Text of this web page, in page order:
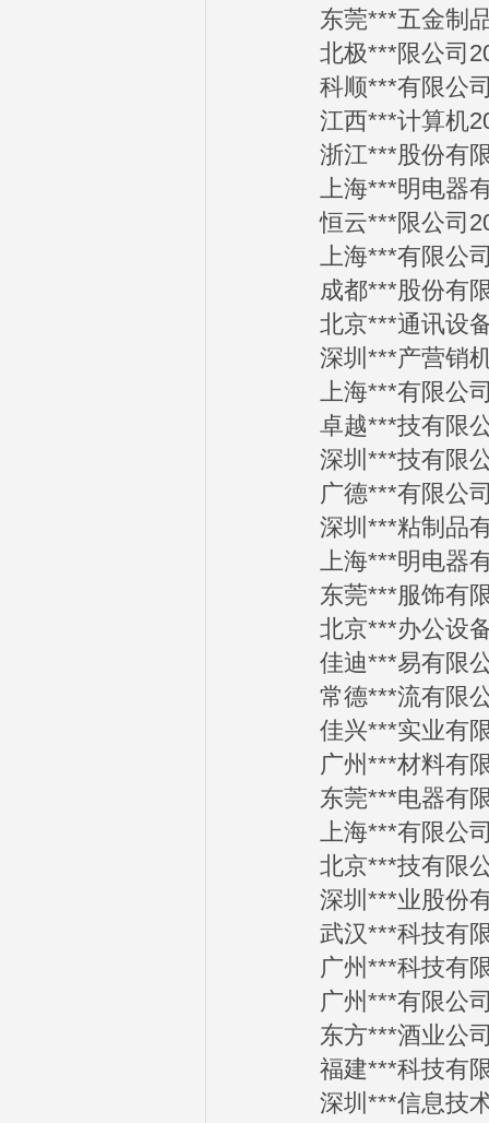
东莞***五金制品
北极***限公司
科顺***有限公司
江西***计算机
浙江***股份有限
上海***明电器有
恒云***限公司
上海***有限公司
成都***股份有限
北京***通讯设备
深圳***产营销机
上海***有限公司
卓越***技有限公
深圳***技有限公
广德***有限公司
深圳***粘制品有
上海***明电器有
东莞***服饰有限
北京***办公设备
佳迪***易有限公
常德***流有限公
佳兴***实业有限
广州***材料有限
东莞***电器有限
上海***有限公司
北京***技有限公
深圳***业股份有
武汉***科技有限
广州***科技有限
广州***有限公司
东方***酒业公司
福建***科技有限
深圳***信息技术